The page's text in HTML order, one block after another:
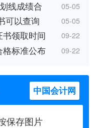
线成绩合 05-05
可以查询 05-05
领取时间 09-22
格标准公布 09-22
中国会计网
保存图片